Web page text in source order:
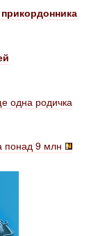
одна родичка
понад 9 млн